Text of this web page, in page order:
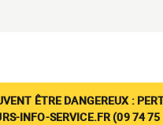
ÊTRE DANGEREUX :
INFO-SERVICE.FR (09 74